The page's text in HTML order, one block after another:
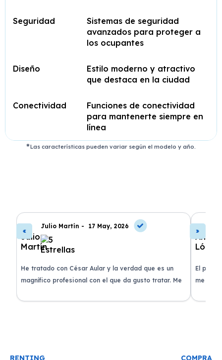
Seguridad
Sistemas de seguridad
avanzados para proteger a
los ocupantes
Diseño
Estilo moderno y atractivo
que destaca en la ciudad
Conectividad
Funciones de conectividad
para mantenerte siempre en
línea
Las características pueden variar según el modelo y año.
Julio Martín - 17 May, 2026
He tratado con César Aular y la verdad que es un
magnífico profesional con el que da gusto tratar. Me
El
me
RENTING COMPRA